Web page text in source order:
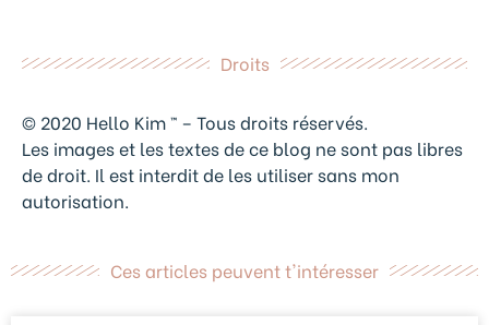
Droits
© 2020 Hello Kim ™ – Tous droits réservés.
Les images et les textes de ce blog ne sont pas libres
de droit. Il est interdit de les utiliser sans mon
autorisation.
Ces articles peuvent t'intéresser